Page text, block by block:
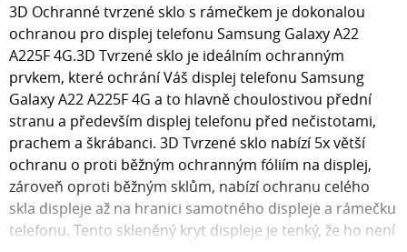
3D Ochranné tvrzené sklo s rámečkem je dokonalou
ochranou pro displej telefonu Samsung Galaxy A22
A225F 4G.3D Tvrzené sklo je ideálním ochranným
prvkem, které ochrání Váš displej telefonu Samsung
Galaxy A22 A225F 4G a to hlavně choulostivou přední
stranu a především displej telefonu před nečistotami,
prachem a škrábanci. 3D Tvrzené sklo nabízí 5x větší
ochranu o proti běžným ochranným fóliím na displej,
zároveň oproti běžným sklům, nabízí ochranu celého
skla displeje až na hranici samotného displeje a rámečku
telefonu. Tento skleněný kryt displeje je tenký, že ho není